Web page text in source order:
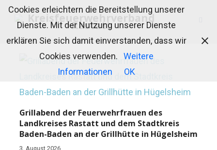
Grillabend der Feuerwehrfrauen des
Landkreises Rastatt und dem Stadtkreis
Baden-Baden an der Grillhütte in Hügelsheim
3. August 2026
Cookies erleichtern die Bereitstellung unserer
Dienste. Mit der Nutzung unserer Dienste
erklären Sie sich damit einverstanden, dass wir
Cookies verwenden.
Weitere
Informationen
OK